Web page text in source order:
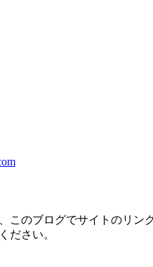
のブログでサイトのリン
ださい。